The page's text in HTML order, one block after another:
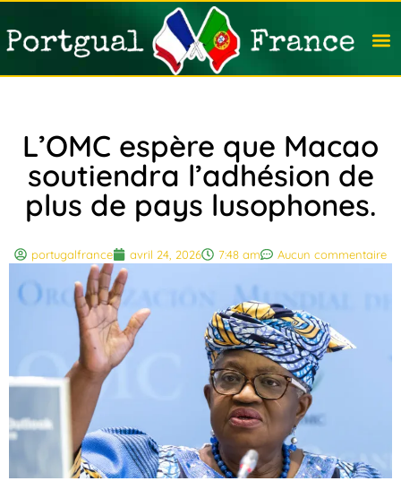
L’OMC espère que Macao
soutiendra l’adhésion de
plus de pays lusophones.
portugalfrance avril 24, 2026 7:48 am Aucun commentaire